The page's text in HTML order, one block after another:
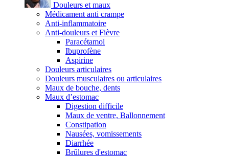
Douleurs et maux
Médicament anti crampe
Anti-inflammatoire
Anti-douleurs et Fièvre
Paracétamol
Ibuprofène
Aspirine
Douleurs articulaires
Douleurs musculaires ou articulaires
Maux de bouche, dents
Maux d’estomac
Digestion difficile
Maux de ventre, Ballonnement
Constipation
Nausées, vomissements
Diarrhée
Brûlures d'estomac